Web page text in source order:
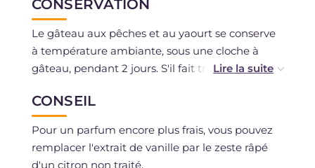
CONSERVATION
Le gâteau aux pêches et au yaourt se conserve
à température ambiante, sous une cloche à
gâteau, pendant 2 jours. S'il fait très chaud, nous
pendant un maximum de 3 jours et de le laisser
revenir à température ambiante avant de le
servir. Vous pouvez le congeler déjà tranché et
le décongeler au besoin.
CONSEIL
Pour un parfum encore plus frais, vous pouvez
remplacer l'extrait de vanille par le zeste râpé
d'un citron non traité.